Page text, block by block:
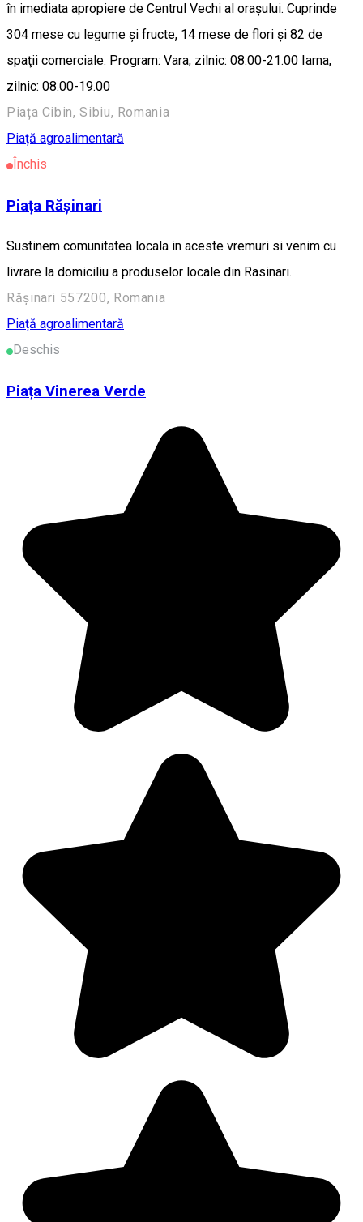
în imediata apropiere de Centrul Vechi al orașului. Cuprinde
304 mese cu legume și fructe, 14 mese de flori și 82 de
spaţii comerciale. Program: Vara, zilnic: 08.00-21.00 Iarna,
zilnic: 08.00-19.00
Piața Cibin, Sibiu, Romania
Piață agroalimentară
Închis
Piața Rășinari
Sustinem comunitatea locala in aceste vremuri si venim cu
livrare la domiciliu a produselor locale din Rasinari.
Rășinari 557200, Romania
Piață agroalimentară
Deschis
Piața Vinerea Verde